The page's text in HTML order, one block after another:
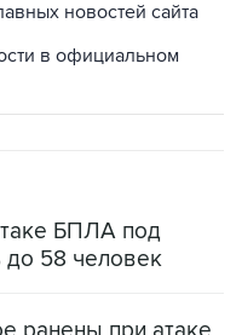
новостей сайта
в официальном
БПЛА под
до 58 человек